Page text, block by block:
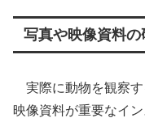
写真や映像資料の
実際に動物を観察す
映像資料が重要なイ